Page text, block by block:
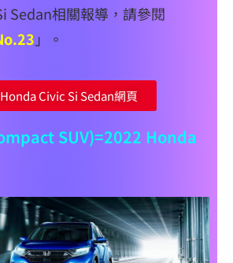
Sedan相關報導，請參閱
」。
Civic Si Sedan網頁
SUV)=2022 Honda